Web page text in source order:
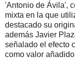
'Antonio de Ávila',
mixta en la que
destacado su
además Javier
señalado el efecto
como valor